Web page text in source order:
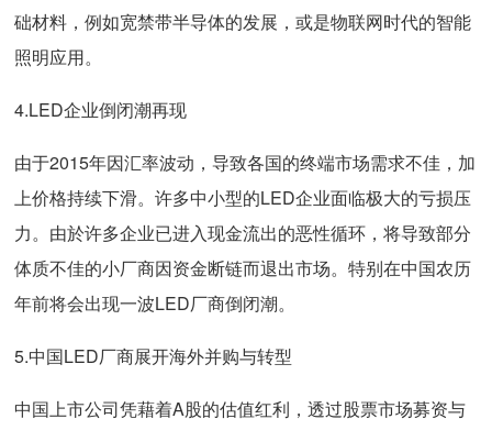
础材料，例如宽禁带半导体的发展，或是物联网时代的智能
照明应用。
4.LED企业倒闭潮再现
由于2015年因汇率波动，导致各国的终端市场需求不佳，加
上价格持续下滑。许多中小型的LED企业面临极大的亏损压
力。由於许多企业已进入现金流出的恶性循环，将导致部分
体质不佳的小厂商因资金断链而退出市场。特别在中国农历
年前将会出现一波LED厂商倒闭潮。
5.中国LED厂商展开海外并购与转型
中国上市公司凭藉着A股的估值红利，透过股票市场募资与